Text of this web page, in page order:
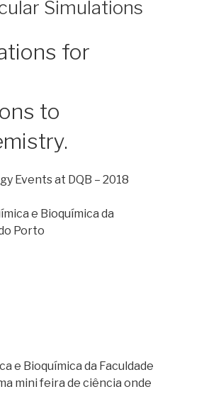
Simulations
for
to
Events at DQB – 2018
e Bioquímica da
Porto
e Bioquímica da Faculdade
mini feira de ciência onde